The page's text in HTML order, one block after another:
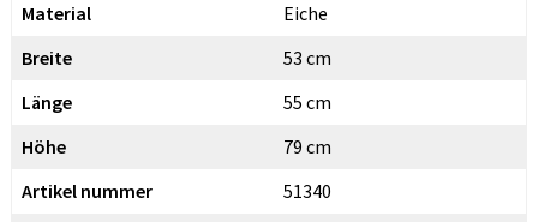
Material
Eiche
Breite
53 cm
Länge
55 cm
Höhe
79 cm
Artikel nummer
51340